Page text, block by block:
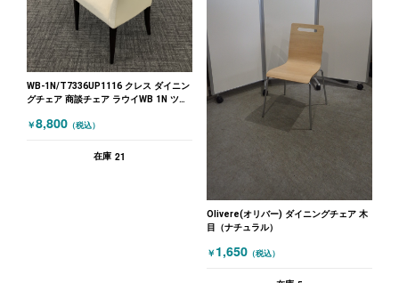
WB-1N/T7336UP1116 クレス ダイニン
グチェア 商談チェア ラウイWB 1N ツー
￥8,800 （税込）
在庫 21
Olivere(オリバー) ダイニングチェア 木
目（ナチュラル）
￥ 1,650 （税込）